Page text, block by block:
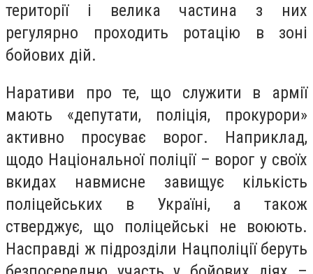
території і велика частина з них
регулярно проходить ротацію в зоні
бойових дій.
Наративи про те, що служити в армії
мають «депутати, поліція, прокурори»
активно просуває ворог. Наприклад,
щодо Національної поліції – ворог у своїх
вкидах навмисне завищує кількість
поліцейських в Україні, а також
стверджує, що поліцейські не воюють.
Насправді ж підрозділи Нацполіції беруть